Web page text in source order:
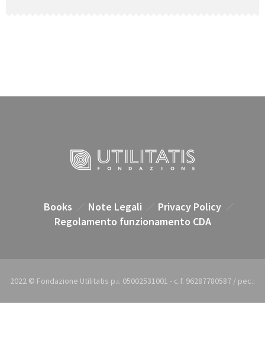
Books Note Legali
Privacy Policy
Regolamento funzionamento CDA
2022 © Fondazione Utilitatis p.i. 05002531001 - c.f. 96287780587 / pec.: